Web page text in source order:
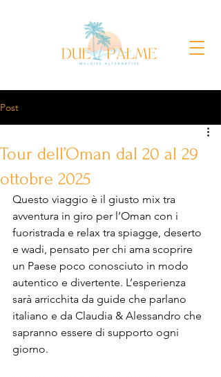
Post
Tour dell’Oman dal 20 al 29
ottobre 2025
Questo viaggio è il giusto mix tra
avventura in giro per l’Oman con i
fuoristrada e relax tra spiagge, deserto
e wadi, pensato per chi ama scoprire
un Paese poco conosciuto in modo
autentico e divertente. L’esperienza
sarà arricchita da guide che parlano
italiano e da Claudia & Alessandro che
sapranno essere di supporto ogni
giorno.